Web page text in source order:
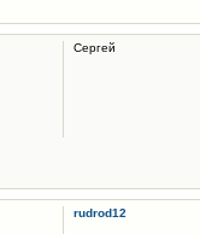
Сергей
rudrod12